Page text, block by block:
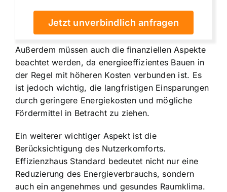
Jetzt unverbindlich anfragen
Außerdem müssen auch die finanziellen Aspekte
beachtet werden, da energieeffizientes Bauen in
der Regel mit höheren Kosten verbunden ist. Es
ist jedoch wichtig, die langfristigen Einsparungen
durch geringere Energiekosten und mögliche
Fördermittel in Betracht zu ziehen.
Ein weiterer wichtiger Aspekt ist die
Berücksichtigung des Nutzerkomforts.
Effizienzhaus Standard bedeutet nicht nur eine
Reduzierung des Energieverbrauchs, sondern
auch ein angenehmes und gesundes Raumklima.